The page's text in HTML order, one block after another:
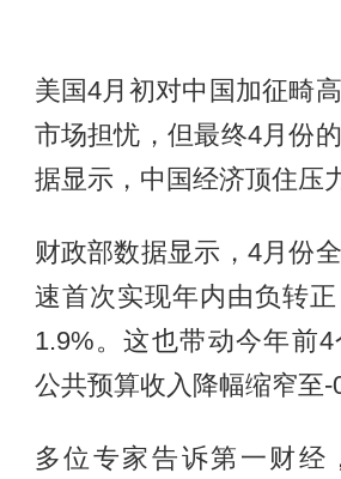
美国4月初对中国加征畸
市场担忧，但最终4月份
据显示，中国经济顶住压
财政部数据显示，4月份
速首次实现年内由负转
1.9%。这也带动今年前
公共预算收入降幅缩窄至-
多位专家告诉第一财经